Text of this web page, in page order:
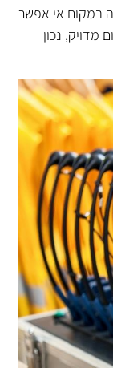
במקום אי אפשר
מדויק, נכון